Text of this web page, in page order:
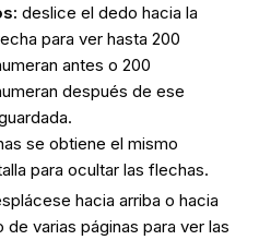
deslice el dedo hacia la
para ver hasta 200
antes o 200
después de ese
se obtiene el mismo
para ocultar las flechas.
hacia arriba o hacia
varias páginas para ver las